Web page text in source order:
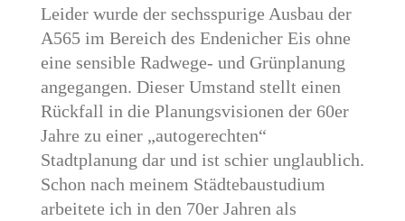
Leider wurde der sechsspurige Ausbau der
A565 im Bereich des Endenicher Eis ohne
eine sensible Radwege- und Grünplanung
angegangen. Dieser Umstand stellt einen
Rückfall in die Planungsvisionen der 60er
Jahre zu einer „autogerechten“
Stadtplanung dar und ist schier unglaublich.
Schon nach meinem Städtebaustudium
arbeitete ich in den 70er Jahren als